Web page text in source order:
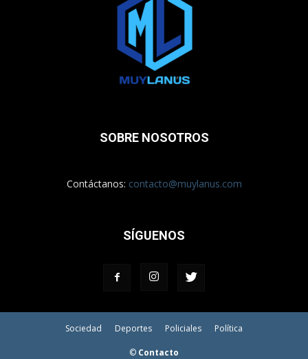
SOBRE NOSOTROS
Contáctanos: contacto@muylanus.com
SÍGUENOS
Sociedad Deportes Policiales Política
© Contacto